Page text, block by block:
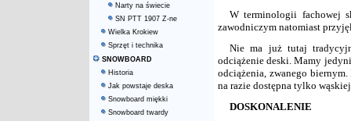
Narty na świecie
SN PTT 1907 Z-ne
Wielka Krokiew
Sprzęt i technika
SNOWBOARD
Historia
Jak powstaje deska
Snowboard miękki
Snowboard twardy
W terminologii fachowej
zawodniczym natomiast
Nie ma już tutaj
odciążenie deski. Mamy
odciążenia, zwanego
na razie dostępna tylko
DOSKONALENIE